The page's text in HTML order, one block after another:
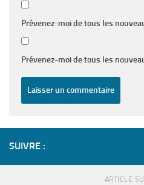
Prévenez-moi de tous les
Prévenez-moi de tous les
SUIVRE :
ARTICLE